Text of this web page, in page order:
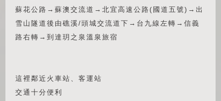
蘇花公路→蘇澳交流道→北宜高速公路(國道五號)→出
雪山隧道後由礁溪/頭城交流道下→台九線左轉→信義
路右轉→到達玥之泉溫泉旅宿
這裡鄰近火車站、客運站
交通十分便利